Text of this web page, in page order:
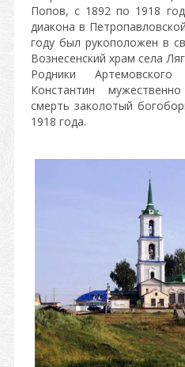
Попов, с 1892 по 1918
диакона в
году был рукоположен в
Вознесенский храм села
Родники
Константин
смерть заколотый
1918 года.